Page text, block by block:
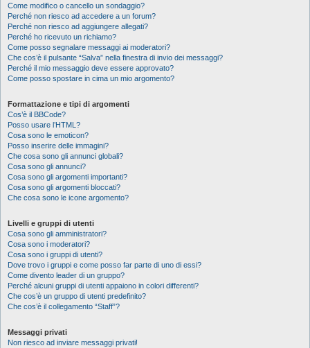
Come modifico o cancello un sondaggio?
Perché non riesco ad accedere a un forum?
Perché non riesco ad aggiungere allegati?
Perché ho ricevuto un richiamo?
Come posso segnalare messaggi ai moderatori?
Che cos’è il pulsante “Salva” nella finestra di invio dei messaggi?
Perché il mio messaggio deve essere approvato?
Come posso spostare in cima un mio argomento?
Formattazione e tipi di argomenti
Cos’è il BBCode?
Posso usare l’HTML?
Cosa sono le emoticon?
Posso inserire delle immagini?
Che cosa sono gli annunci globali?
Cosa sono gli annunci?
Cosa sono gli argomenti importanti?
Cosa sono gli argomenti bloccati?
Che cosa sono le icone argomento?
Livelli e gruppi di utenti
Cosa sono gli amministratori?
Cosa sono i moderatori?
Cosa sono i gruppi di utenti?
Dove trovo i gruppi e come posso far parte di uno di essi?
Come divento leader di un gruppo?
Perché alcuni gruppi di utenti appaiono in colori differenti?
Che cos’è un gruppo di utenti predefinito?
Che cos’è il collegamento “Staff”?
Messaggi privati
Non riesco ad inviare messaggi privati!